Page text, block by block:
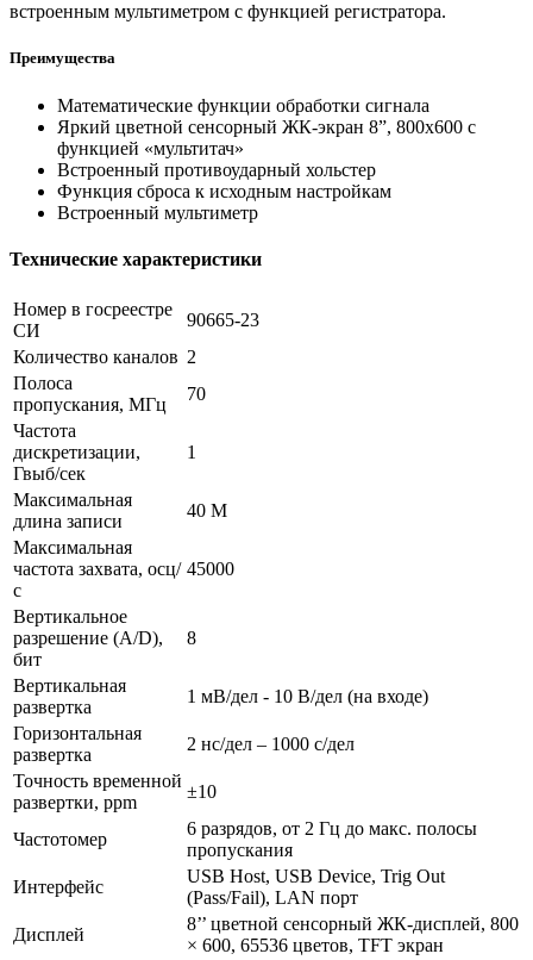
встроенным мультиметром с функцией регистратора.
Преимущества
Математические функции обработки сигнала
Яркий цветной сенсорный ЖК-экран 8”, 800х600 с
функцией «мультитач»
Встроенный противоударный хольстер
Функция сброса к исходным настройкам
Встроенный мультиметр
Технические характеристики
Номер в госреестре
СИ
90665-23
Количество каналов 2
Полоса
пропускания, МГц
70
Частота
дискретизации,
Гвыб/сек
1
Максимальная
длина записи
40 M
Максимальная
частота захвата, осц/
с
45000
Вертикальное
разрешение (A/D),
бит
8
Вертикальная
развертка
1 мВ/дел - 10 В/дел (на входе)
Горизонтальная
развертка
2 нс/дел – 1000 с/дел
Точность временной
развертки, ppm
±10
Частотомер
6 разрядов, от 2 Гц до макс. полосы
пропускания
Интерфейс
USB Host, USB Device, Trig Out
(Pass/Fail), LAN порт
Дисплей
8’’ цветной сенсорный ЖК-дисплей, 800
× 600, 65536 цветов, TFT экран